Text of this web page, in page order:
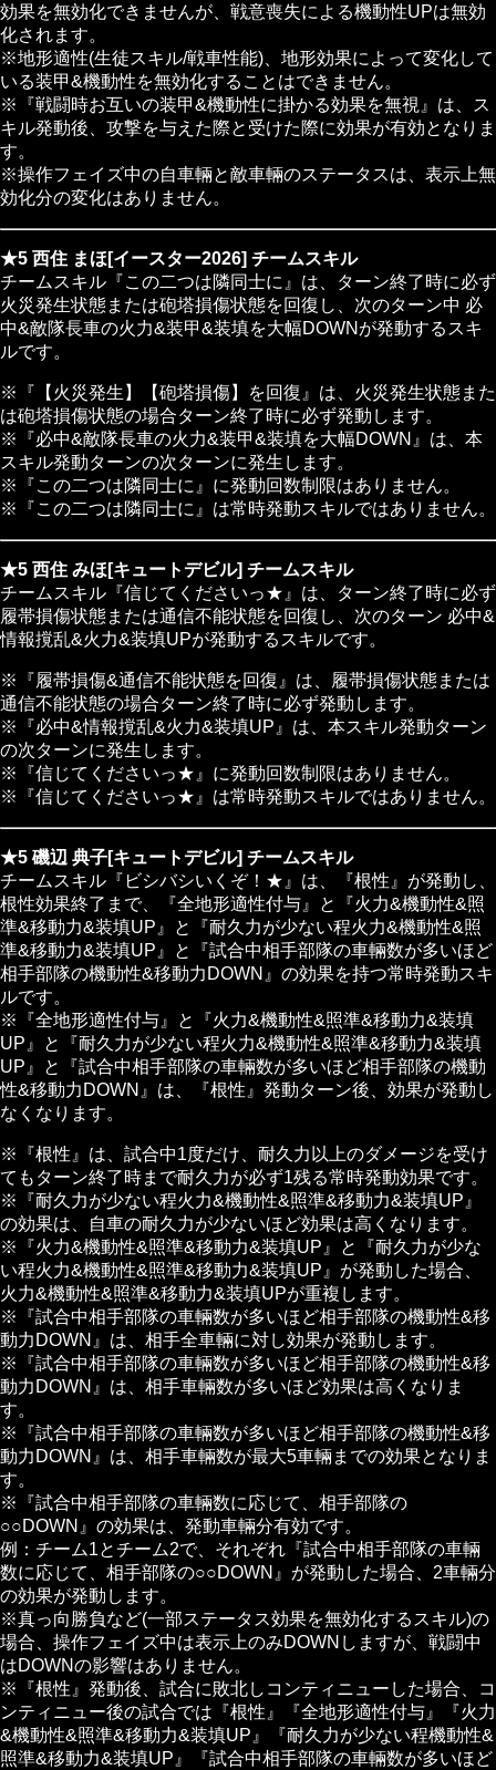
効果を無効化できませんが、戦意喪失による機動性UPは無効
化されます。
※地形適性(生徒スキル/戦車性能)、地形効果によって変化して
いる装甲&機動性を無効化することはできません。
※『戦闘時お互いの装甲&機動性に掛かる効果を無視』は、ス
キル発動後、攻撃を与えた際と受けた際に効果が有効となりま
す。
※操作フェイズ中の自車輛と敵車輛のステータスは、表示上無
効化分の変化はありません。
★5 西住 まほ[イースター2026] チームスキル
チームスキル『この二つは隣同士に』は、ターン終了時に必ず
火災発生状態または砲塔損傷状態を回復し、次のターン中 必
中&敵隊長車の火力&装甲&装填を大幅DOWNが発動するスキ
ルです。
※『【火災発生】【砲塔損傷】を回復』は、火災発生状態また
は砲塔損傷状態の場合ターン終了時に必ず発動します。
※『必中&敵隊長車の火力&装甲&装填を大幅DOWN』は、本
スキル発動ターンの次ターンに発生します。
※『この二つは隣同士に』に発動回数制限はありません。
※『この二つは隣同士に』は常時発動スキルではありません。
★5 西住 みほ[キュートデビル] チームスキル
チームスキル『信じてくださいっ★』は、ターン終了時に必ず
履帯損傷状態または通信不能状態を回復し、次のターン 必中&
情報撹乱&火力&装填UPが発動するスキルです。
※『履帯損傷&通信不能状態を回復』は、履帯損傷状態または
通信不能状態の場合ターン終了時に必ず発動します。
※『必中&情報撹乱&火力&装填UP』は、本スキル発動ターン
の次ターンに発生します。
※『信じてくださいっ★』に発動回数制限はありません。
※『信じてくださいっ★』は常時発動スキルではありません。
★5 磯辺 典子[キュートデビル] チームスキル
チームスキル『ビシバシいくぞ！★』は、『根性』が発動し、
根性効果終了まで、『全地形適性付与』と『火力&機動性&照
準&移動力&装填UP』と『耐久力が少ない程火力&機動性&照
準&移動力&装填UP』と『試合中相手部隊の車輛数が多いほど
相手部隊の機動性&移動力DOWN』の効果を持つ常時発動スキ
ルです。
※『全地形適性付与』と『火力&機動性&照準&移動力&装填
UP』と『耐久力が少ない程火力&機動性&照準&移動力&装填
UP』と『試合中相手部隊の車輛数が多いほど相手部隊の機動
性&移動力DOWN』は、『根性』発動ターン後、効果が発動し
なくなります。
※『根性』は、試合中1度だけ、耐久力以上のダメージを受け
てもターン終了時まで耐久力が必ず1残る常時発動効果です。
※『耐久力が少ない程火力&機動性&照準&移動力&装填UP』
の効果は、自車の耐久力が少ないほど効果は高くなります。
※『火力&機動性&照準&移動力&装填UP』と『耐久力が少な
い程火力&機動性&照準&移動力&装填UP』が発動した場合、
火力&機動性&照準&移動力&装填UPが重複します。
※『試合中相手部隊の車輛数が多いほど相手部隊の機動性&移
動力DOWN』は、相手全車輛に対し効果が発動します。
※『試合中相手部隊の車輛数が多いほど相手部隊の機動性&移
動力DOWN』は、相手車輛数が多いほど効果は高くなりま
す。
※『試合中相手部隊の車輛数が多いほど相手部隊の機動性&移
動力DOWN』は、相手車輛数が最大5車輛までの効果となりま
す。
※『試合中相手部隊の車輛数に応じて、相手部隊の
○○DOWN』の効果は、発動車輛分有効です。
例：チーム1とチーム2で、それぞれ『試合中相手部隊の車輛
数に応じて、相手部隊の○○DOWN』が発動した場合、2車輛分
の効果が発動します。
※真っ向勝負など(一部ステータス効果を無効化するスキル)の
場合、操作フェイズ中は表示上のみDOWNしますが、戦闘中
はDOWNの影響はありません。
※『根性』発動後、試合に敗北しコンティニューした場合、コ
ンティニュー後の試合では『根性』『全地形適性付与』『火力
&機動性&照準&移動力&装填UP』『耐久力が少ない程機動性&
照準&移動力&装填UP』『試合中相手部隊の車輛数が多いほど